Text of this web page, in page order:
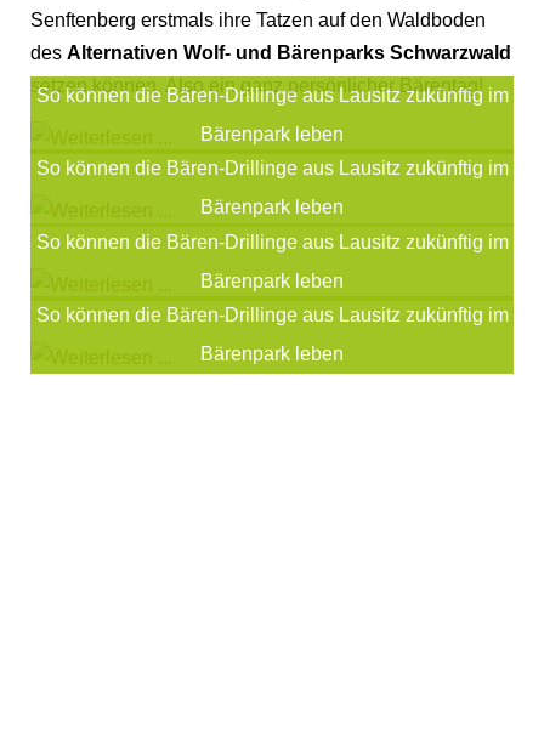
Senftenberg erstmals ihre Tatzen auf den Waldboden
des Alternativen Wolf- und Bärenparks Schwarzwald
setzen können. Also ein ganz persönlicher Bärentag!
So können die Bären-Drillinge aus Lausitz zukünftig im
Bärenpark leben
So können die Bären-Drillinge aus Lausitz zukünftig im
Bärenpark leben
So können die Bären-Drillinge aus Lausitz zukünftig im
Bärenpark leben
So können die Bären-Drillinge aus Lausitz zukünftig im
Bärenpark leben